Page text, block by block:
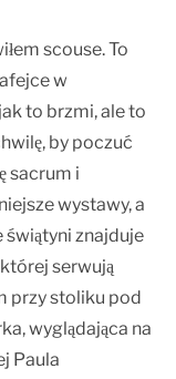
scouse. To
w
to brzmi, ale to
by poczuć
sacrum i
wystawy, a
świątyni znajduje
serwują
przy stoliku pod
wyglądająca na
Paula